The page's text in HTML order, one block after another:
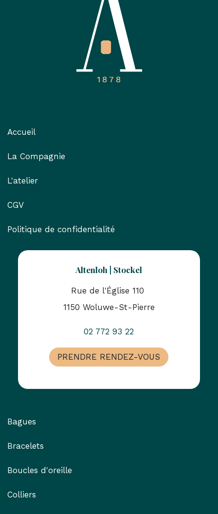
Accueil
La Compagnie
L'atelier
CGV
Politique de confidentialité
Altenloh | Stockel
Rue de l'Église 110
1150 Woluwe-St-Pierre
02 772 93 22
PRENDRE RENDEZ-VOUS
Bagues
Bracelets
Boucles d'oreille
Colliers